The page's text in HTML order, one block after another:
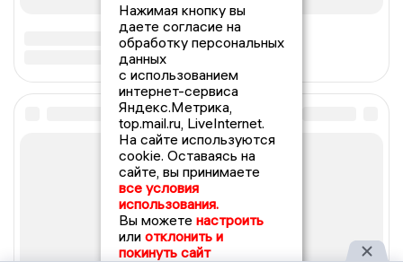
Нажимая кнопку вы
даете согласие на
обработку персональных
данных
с использованием
интернет-сервиса
Яндекс.Метрика,
top.mail.ru, LiveInternet.
На сайте используются
cookie. Оставаясь на
сайте, вы принимаете
все условия
использования.
Вы можете настроить
или отклонить и
покинуть сайт